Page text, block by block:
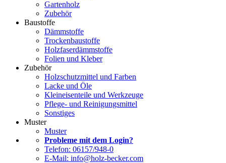
Gartenholz
Zubehör
Baustoffe
Dämmstoffe
Trockenbaustoffe
Holzfaserdämmstoffe
Folien und Kleber
Zubehör
Holzschutzmittel und Farben
Lacke und Öle
Kleineisenteile und Werkzeuge
Pflege- und Reinigungsmittel
Sonstiges
Muster
Muster
Probleme mit dem Login?
Telefon: 06157/948-0
E-Mail: info@holz-becker.com